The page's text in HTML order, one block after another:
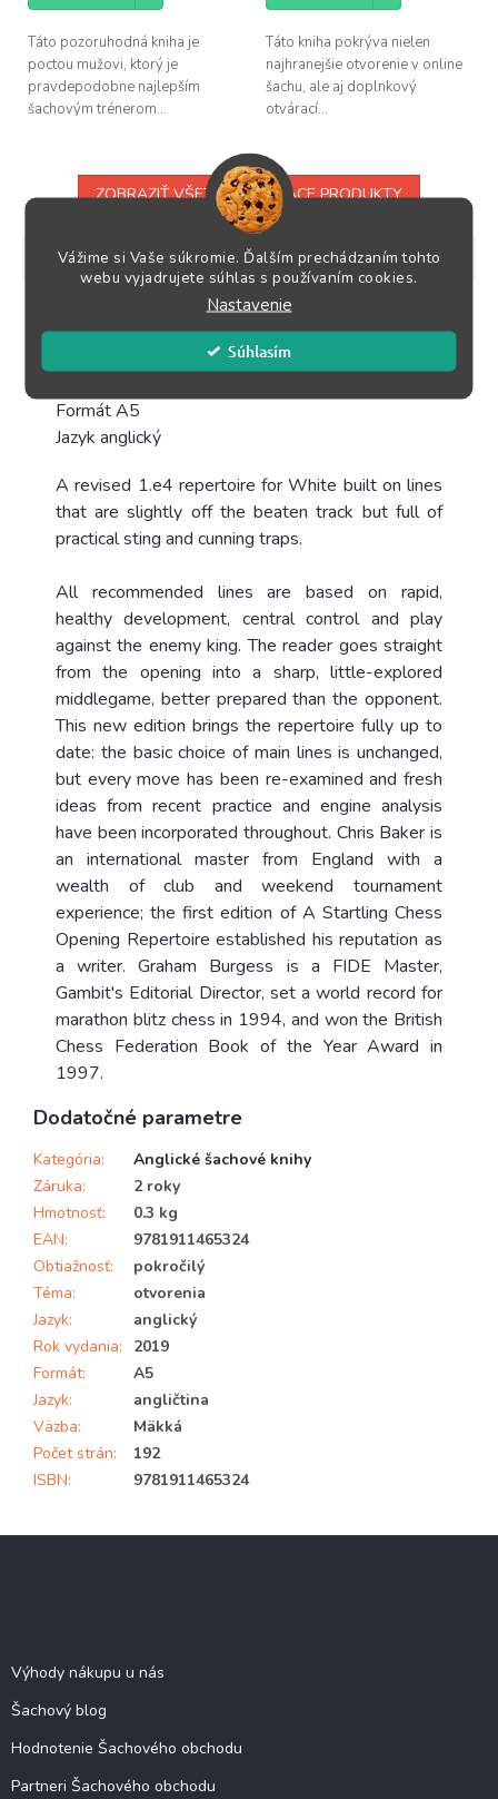
Vážime si Vaše súkromie. Ďalším prechádzaním tohto
webu vyjadrujete súhlas s používaním cookies.
Nastavenie
Súhlasím
Táto pozoruhodná kniha je
poctou mužovi, ktorý je
pravdepodobne najlepším
šachovým trénerom...
Táto kniha pokrýva nielen
najhranejšie otvorenie v online
šachu, ale aj doplnkový
otvárací...
ZOBRAZIŤ VŠETKY SÚVISIACE PRODUKTY
Popis Podobné (3) Hodnotenie Diskusia
Formát A5
Jazyk anglický
A revised 1.e4 repertoire for White built on lines
that are slightly off the beaten track but full of
practical sting and cunning traps.
All recommended lines are based on rapid,
healthy development, central control and play
against the enemy king. The reader goes straight
from the opening into a sharp, little-explored
middlegame, better prepared than the opponent.
This new edition brings the repertoire fully up to
date: the basic choice of main lines is unchanged,
but every move has been re-examined and fresh
ideas from recent practice and engine analysis
have been incorporated throughout. Chris Baker is
an international master from England with a
wealth of club and weekend tournament
experience; the first edition of A Startling Chess
Opening Repertoire established his reputation as
a writer. Graham Burgess is a FIDE Master,
Gambit's Editorial Director, set a world record for
marathon blitz chess in 1994, and won the British
Chess Federation Book of the Year Award in
1997.
Dodatočné parametre
Kategória:
Anglické šachové knihy
Záruka:
2 roky
Hmotnosť:
0.3 kg
EAN:
9781911465324
Obtiažnosť:
pokročilý
Téma:
otvorenia
Jazyk:
anglický
Rok vydania:
2019
Formát:
A5
Jazyk:
angličtina
Väzba:
Mäkká
Počet strán:
192
ISBN: 9781911465324
Výhody nákupu u nás
Šachový blog
Hodnotenie Šachového obchodu
Partneri Šachového obchodu